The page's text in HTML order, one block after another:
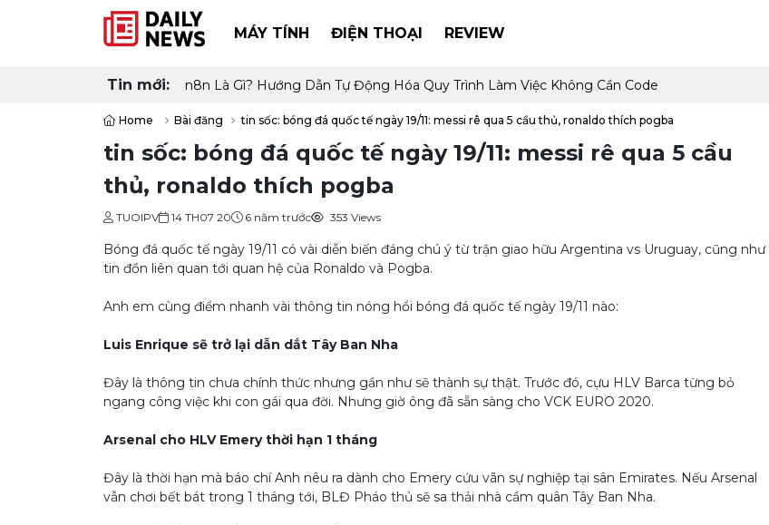
MÁY TÍNH ĐIỆN THOẠI REVIEW
Tin mới: n8n Là Gì? Hướng Dẫn Tự Động Hóa Quy Trình Làm Việc Không Cần Code
Home Bài đăng tin sốc: bóng đá quốc tế ngày 19/11: messi rê qua 5 cầu thủ, ronaldo thích pogba
tin sốc: bóng đá quốc tế ngày 19/11: messi rê qua 5 cầu
thủ, ronaldo thích pogba
TUOIPV 14 TH07 20 6 năm trước 353 Views
Bóng đá quốc tế ngày 19/11 có vài diễn biến đáng chú ý từ trận giao hữu Argentina vs Uruguay, cũng như
tin đồn liên quan tới quan hệ của Ronaldo và Pogba.
Anh em cùng điểm nhanh vài thông tin nóng hổi bóng đá quốc tế ngày 19/11 nào:
Luis Enrique sẽ trở lại dẫn dắt Tây Ban Nha
Đây là thông tin chưa chính thức nhưng gần như sẽ thành sự thật. Trước đó, cựu HLV Barca từng bỏ
ngang công việc khi con gái qua đời. Nhưng giờ ông đã sẵn sàng cho VCK EURO 2020.
Arsenal cho HLV Emery thời hạn 1 tháng
Đây là thời hạn mà báo chí Anh nêu ra dành cho Emery cứu vãn sự nghiệp tại sân Emirates. Nếu Arsenal
vẫn chơi bết bát trong 1 tháng tới, BLĐ Pháo thủ sẽ sa thải nhà cầm quân Tây Ban Nha.